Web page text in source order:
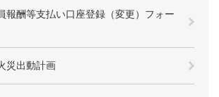
報酬等支払い口座登録（変更）フォー
災出動計画